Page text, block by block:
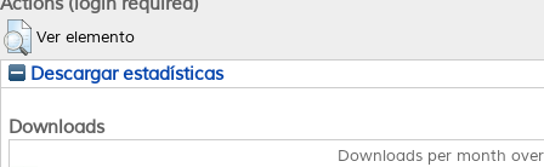
Ver elemento
Descargar estadísticas
Downloads
Downloads per month